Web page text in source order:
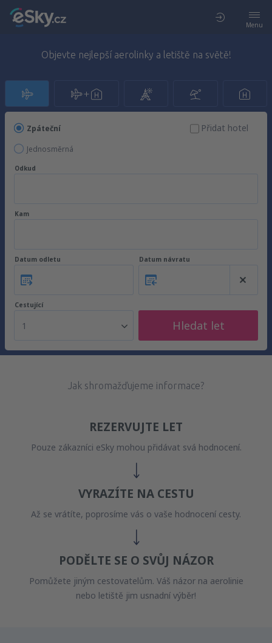
Menu
Objevte nejlepší aerolinky a letiště na světě!
Zpáteční
Jednosměrná
Přidat hotel
Odkud
Kam
Datum odletu Datum návratu
Cestující
1 Hledat let
Jak shromažďujeme informace?
REZERVUJTE LET
Pouze zákazníci eSky mohou přidávat svá hodnocení.
VYRAZÍTE NA CESTU
Až se vrátíte, poprosíme vás o vaše hodnocení cesty.
PODĚLTE SE O SVŮJ NÁZOR
Pomůžete jiným cestovatelům. Váš názor na aerolinie
nebo letiště jim usnadní výběr!